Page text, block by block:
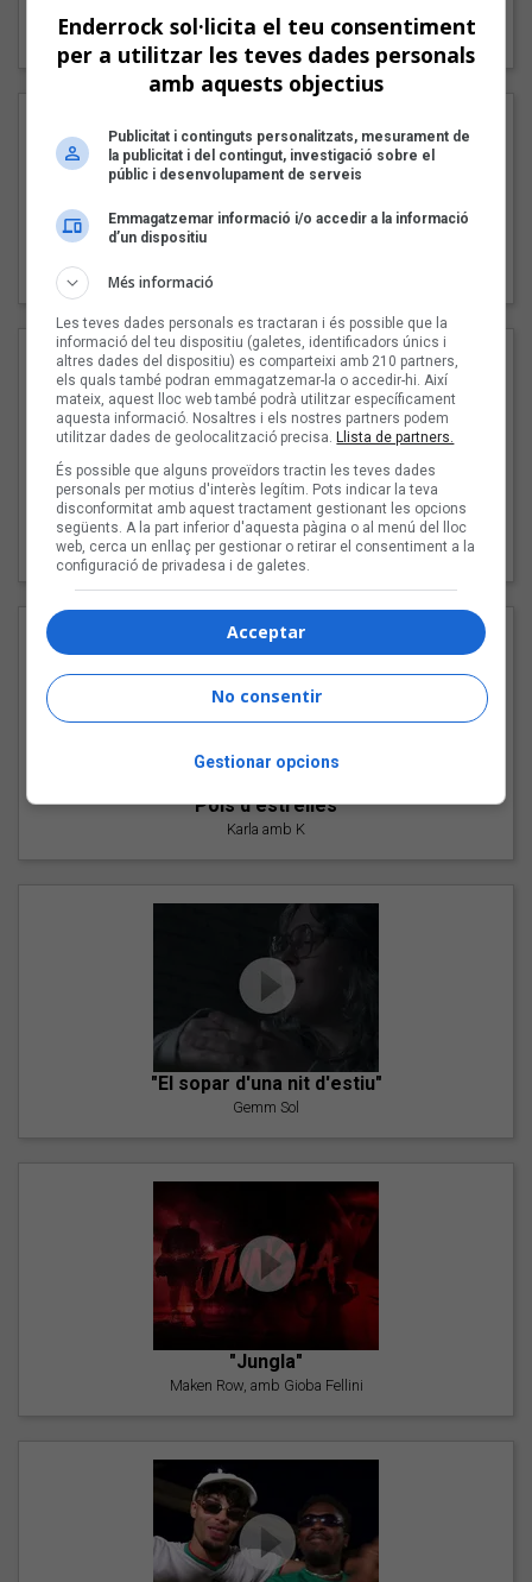
"Lo bueno y lo malo"
Carmen y María
Pep Álvarez amb Joan Muntaner (Xanguito)
"Les cabres"
94 Rules amb Compte
"Pols d'estrelles"
Karla amb K
"El sopar d'una nit d'estiu"
Gemm Sol
"Jungla"
Maken Row, amb Gioba Fellini
Enderrock sol·licita el teu consentiment
per a utilitzar les teves dades personals
amb aquests objectius
Publicitat i continguts personalitzats, mesurament de
la publicitat i del contingut, investigació sobre el
públic i desenvolupament de serveis
Emmagatzemar informació i/o accedir a la informació
d’un dispositiu
Més informació
Les teves dades personals es tractaran i és possible que la
informació del teu dispositiu (galetes, identificadors únics i
altres dades del dispositiu) es comparteixi amb 210 partners,
els quals també podran emmagatzemar-la o accedir-hi. Així
mateix, aquest lloc web també podrà utilitzar específicament
aquesta informació. Nosaltres i els nostres partners podem
utilitzar dades de geolocalització precisa. Llista de partners.
És possible que alguns proveïdors tractin les teves dades
personals per motius d'interès legítim. Pots indicar la teva
disconformitat amb aquest tractament gestionant les opcions
següents. A la part inferior d'aquesta pàgina o al menú del lloc
web, cerca un enllaç per gestionar o retirar el consentiment a la
configuració de privadesa i de galetes.
Acceptar
No consentir
Gestionar opcions